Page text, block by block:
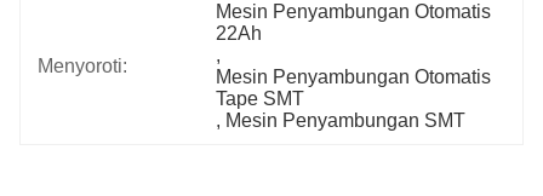
Menyoroti:
Mesin Penyambungan Otomatis
22Ah
,
Mesin Penyambungan Otomatis
Tape SMT
, Mesin Penyambungan SMT